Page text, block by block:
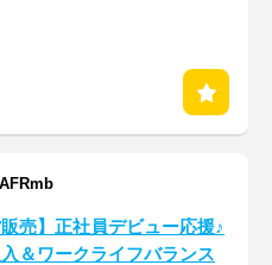
販売】正社員デビュー応援♪
＆ワークライフバランス